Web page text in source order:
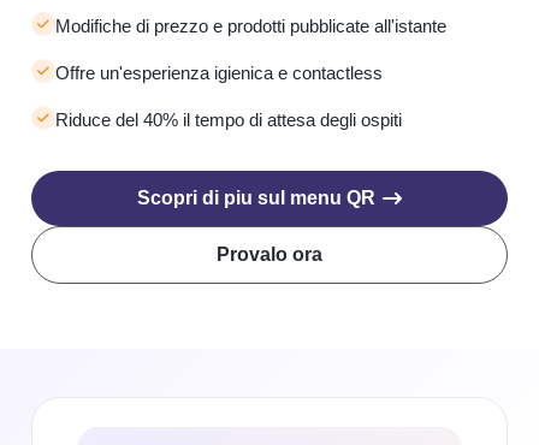
Modifiche di prezzo e prodotti pubblicate all'istante
Offre un'esperienza igienica e contactless
Riduce del 40% il tempo di attesa degli ospiti
Scopri di piu sul menu QR
Provalo ora